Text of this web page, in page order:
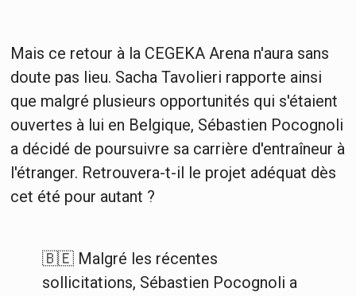
Mais ce retour à la CEGEKA Arena n'aura sans
doute pas lieu. Sacha Tavolieri rapporte ainsi
que malgré plusieurs opportunités qui s'étaient
ouvertes à lui en Belgique, Sébastien Pocognoli
a décidé de poursuivre sa carrière d'entraîneur à
l'étranger. Retrouvera-t-il le projet adéquat dès
cet été pour autant ?
🇧🇪 Malgré les récentes
sollicitations, Sébastien Pocognoli a